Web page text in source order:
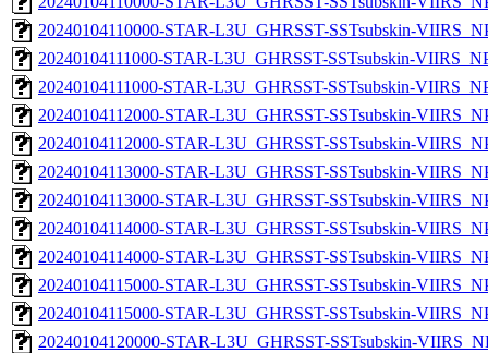
20240104110000-STAR-L3U_GHRSST-SSTsubskin-
20240104111000-STAR-L3U_GHRSST-SSTsubskin-
20240104111000-STAR-L3U_GHRSST-SSTsubskin-
20240104112000-STAR-L3U_GHRSST-SSTsubskin-
20240104112000-STAR-L3U_GHRSST-SSTsubskin-
20240104113000-STAR-L3U_GHRSST-SSTsubskin-
20240104113000-STAR-L3U_GHRSST-SSTsubskin-
20240104114000-STAR-L3U_GHRSST-SSTsubskin-
20240104114000-STAR-L3U_GHRSST-SSTsubskin-
20240104115000-STAR-L3U_GHRSST-SSTsubskin-
20240104115000-STAR-L3U_GHRSST-SSTsubskin-
20240104120000-STAR-L3U_GHRSST-SSTsubskin-